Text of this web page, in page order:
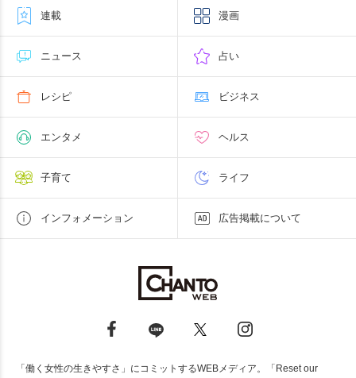
連載 漫画
ニュース 占い
レシピ ビジネス
エンタメ ヘルス
子育て ライフ
インフォメーション 広告掲載について
「働く女性の生きやすさ」にコミットするWEBメディア。「Reset our